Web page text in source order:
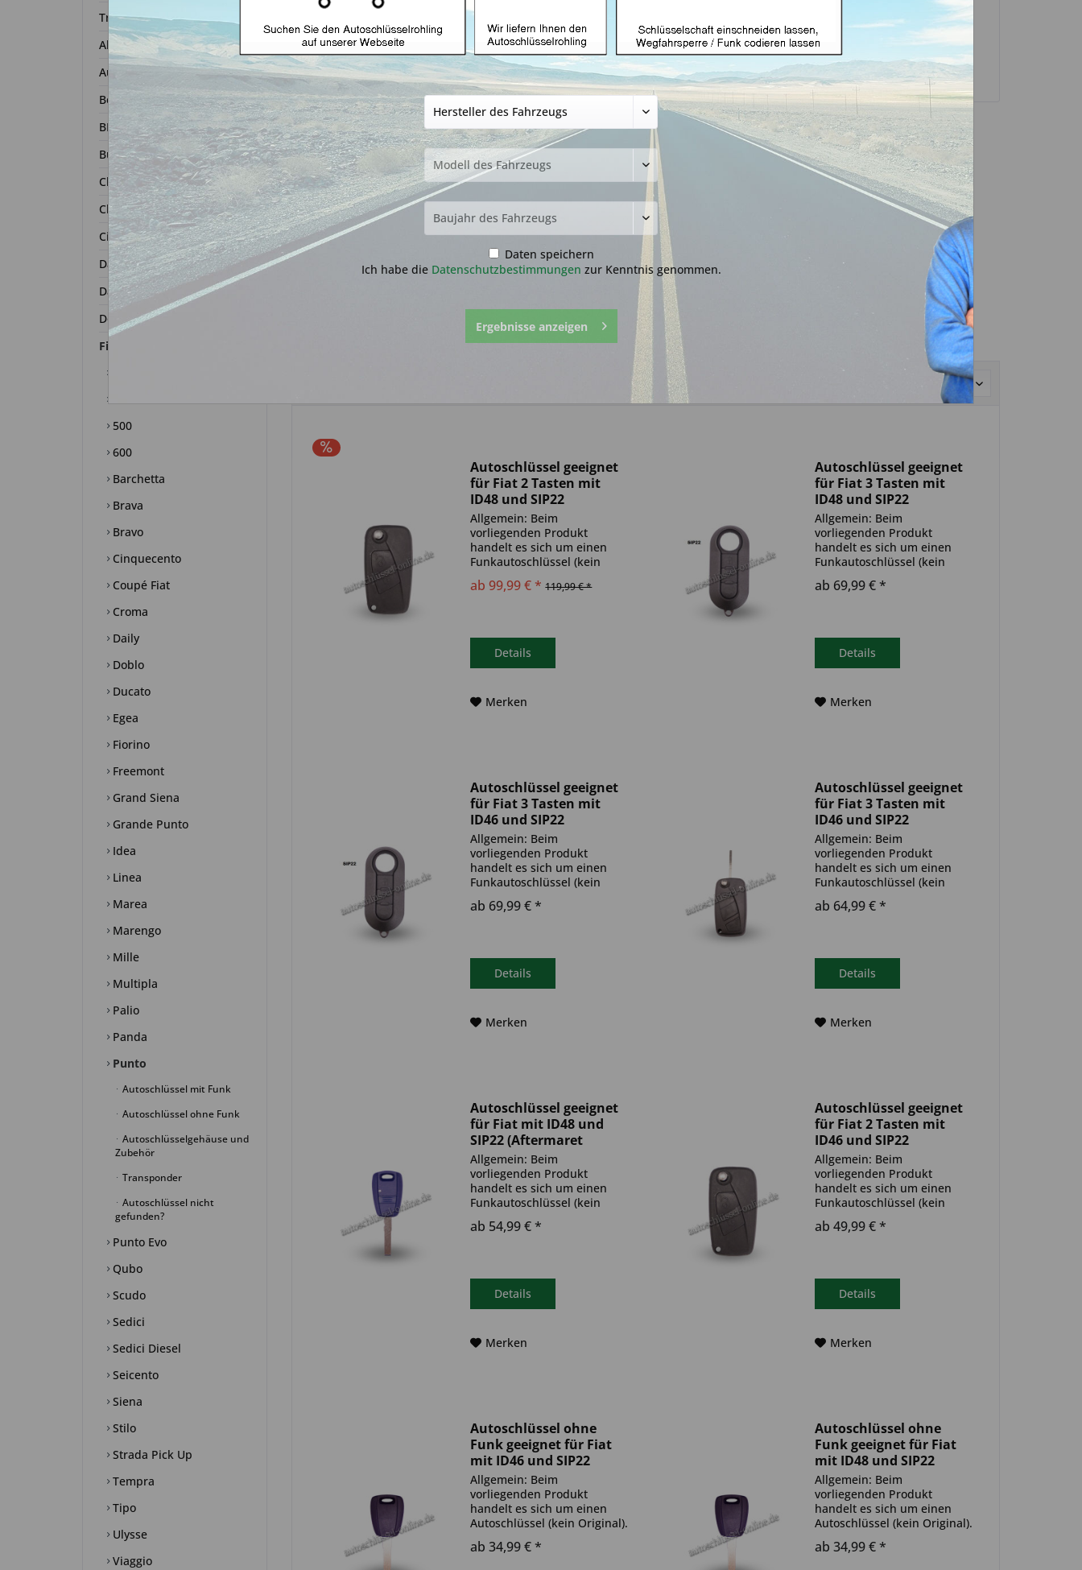
Transponder
Alfa Romeo
Audi
Bentley
BMW
Buick
Chevrolet
Chrysler
Citroën
Dacia
Daihatsu
Dodge
Fiat
500
600
Barchetta
Brava
Bravo
Cinquecento
Coupé Fiat
Croma
Daily
Doblo
Ducato
Egea
Fiorino
Freemont
Grand Siena
Grande Punto
Idea
Linea
Marea
Marengo
Mille
Multipla
Palio
Panda
Punto
Autoschlüssel mit Funk
Autoschlüssel ohne Funk
Autoschlüsselgehäuse und
Zubehör
Transponder
Autoschlüssel nicht
gefunden?
Punto Evo
Qubo
Scudo
Sedici
Sedici Diesel
Seicento
Siena
Stilo
Strada Pick Up
Tempra
Tipo
Ulysse
Viaggio
Autoschlüssel mit Funk Autoschlüssel ohne Funk
Autoschlüsselgehäuse und
Zubehör
Transponder
Autoschlüssel nicht
Autoschlüssel geeignet
für Fiat 2 Tasten mit
ID48 und SIP22
(Aftermarket Produkt)
Allgemein: Beim
vorliegenden Produkt
handelt es sich um einen
Funkautoschlüssel (kein
Original). Es ist eine
Wegfahrsperre
verbaut. Bitte achte darauf,
dass der Autoschlüssel
ab 99,99 € * 119,99 € *
Details
Merken
Autoschlüssel geeignet
für Fiat 3 Tasten mit
ID48 und SIP22
(Aftermarket Produkt)
Allgemein: Beim
vorliegenden Produkt
handelt es sich um einen
Funkautoschlüssel (kein
Original). Es ist eine
Wegfahrsperre
verbaut. Bitte achte darauf,
dass der Autoschlüssel
ab 69,99 € *
Details
Merken
Autoschlüssel geeignet
für Fiat 3 Tasten mit
ID46 und SIP22
(Aftermarket Produkt)
Allgemein: Beim
vorliegenden Produkt
handelt es sich um einen
Funkautoschlüssel (kein
Original). Es ist eine
Wegfahrsperre
verbaut. Bitte achte darauf,
dass der Autoschlüssel
ab 69,99 € *
Details
Merken
Autoschlüssel geeignet
für Fiat 3 Tasten mit
ID46 und SIP22
(Aftermarket Produkt)
Allgemein: Beim
vorliegenden Produkt
handelt es sich um einen
Funkautoschlüssel (kein
Original). Es ist eine
Wegfahrsperre
verbaut. Bitte achte darauf,
dass der Autoschlüssel
ab 64,99 € *
Details
Merken
Autoschlüssel geeignet
für Fiat mit ID48 und
SIP22 (Aftermaret
Produkt)
Allgemein: Beim
vorliegenden Produkt
handelt es sich um einen
Funkautoschlüssel (kein
Original). Es ist eine
Wegfahrsperre
verbaut. Bitte achte darauf,
dass der Autoschlüssel
ab 54,99 € *
Details
Merken
Autoschlüssel geeignet
für Fiat 2 Tasten mit
ID46 und SIP22
(Aftermarket Produkt)
Allgemein: Beim
vorliegenden Produkt
handelt es sich um einen
Funkautoschlüssel (kein
Original). Es ist eine
Wegfahrsperre
verbaut. Bitte achte darauf,
dass der Autoschlüssel
ab 49,99 € *
Details
Merken
Autoschlüssel ohne
Funk geeignet für Fiat
mit ID46 und SIP22
(Aftermarket Produkt)
Allgemein: Beim
vorliegenden Produkt
handelt es sich um einen
Autoschlüssel (kein Original).
Es ist eine Wegfahrsperre
(Transponder) verbaut. Bitte
ab 34,99 € *
Autoschlüssel ohne
Funk geeignet für Fiat
mit ID48 und SIP22
(Aftermarket Produkt)
Allgemein: Beim
vorliegenden Produkt
handelt es sich um einen
Autoschlüssel (kein Original).
Es ist eine Wegfahrsperre
(Transponder) verbaut. Bitte
ab 34,99 € *
Daten speichern
Ich habe die Datenschutzbestimmungen zur Kenntnis genommen.
Ergebnisse anzeigen